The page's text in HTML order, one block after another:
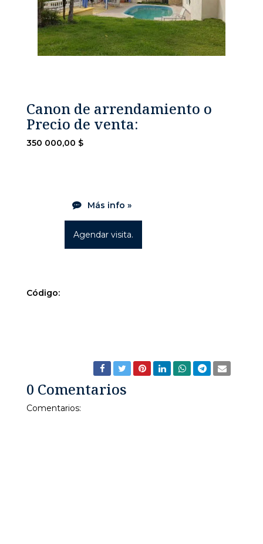
Canon de arrendamiento o
Precio de venta:
350 000,00 $
Más info »
Agendar visita.
Código:
0 Comentarios
Comentarios: